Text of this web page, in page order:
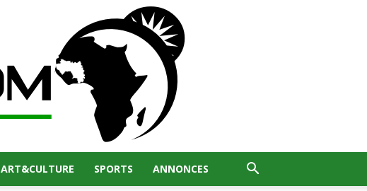
ART&CULTURE SPORTS ANNONCES